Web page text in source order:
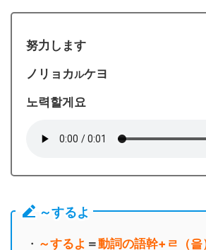
努力します
ノリョカルケヨ
노력할게요
～するよ
・ ～するよ ＝動詞の語幹+ㄹ（을